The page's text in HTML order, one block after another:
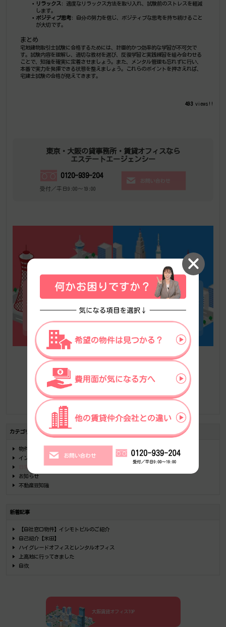
リラックス : 適度なリラックス方法を取り入れ、試験前のストレスを軽減
します。
ポジティブ思考 : 自分の努力を信じ、ポジティブな思考を持ち続けること
が大切です。
まとめ
宅地建物取引士試験に合格するためには、計画的かつ効率的な学習が不可欠で
す。試験内容を理解し、適切な教材を選び、反復学習と実践練習を組み合わせる
ことで、知識を確実に定着させましょう。また、メンタル管理も忘れずに行い、
本番で実力を発揮できる状態を整えましょう。これらのポイントを押さえれば、
宅建士試験の合格が見えてきます。
493views!!
東京・大阪の貸事務所・賃貸オフィスなら
エステートエージェンシー
0120-939-204
受付／平日9:00～19:00
大阪の賃貸オフィス・貸事
務所探し
東京の賃貸オフィス・貸事
務所探し
一覧へ戻る
カテゴリー
物件情報
インタビュー記事
日常ブログ
お知らせ
不動産豆知識
新着記事
【自社窓口物件】イシモトビルのご紹介
自己紹介【米田】
ハイグレードオフィスとレンタルオフィス
上高地に行ってきました
自炊
大阪賃貸オフィスTOP